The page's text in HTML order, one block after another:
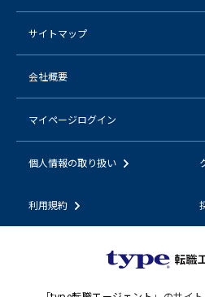
サイトマップ
会社概要
マイページログイン
個人情報の取り扱い
利用規約